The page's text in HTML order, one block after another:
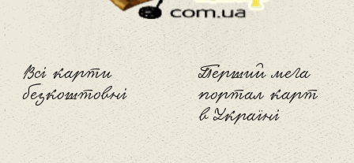
Всі карти
безкоштовні
Перший мега
портал карт
в Україні